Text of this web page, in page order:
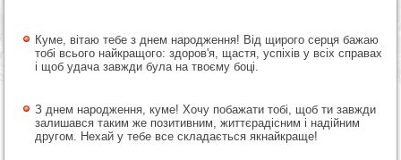
Куме, вітаю тебе з днем народження! Від щирого серця бажаю
тобі всього найкращого: здоров'я, щастя, успіхів у всіх справах
і щоб удача завжди була на твоєму боці.
З днем народження, куме! Хочу побажати тобі, щоб ти завжди
залишався таким же позитивним, життєрадісним і надійним
другом. Нехай у тебе все складається якнайкраще!